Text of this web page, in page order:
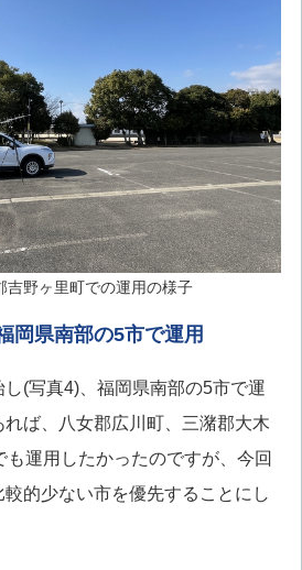
吉野ヶ里町での運用の様子
岡県南部の5市で運用
(写真4)、福岡県南部の5市で運
ば、八女郡広川町、三潴郡大木
運用したかったのですが、今回
的少ない市を優先することにし